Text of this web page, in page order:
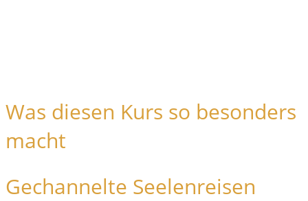
Was diesen Kurs so besonders
macht
Gechannelte Seelenreisen